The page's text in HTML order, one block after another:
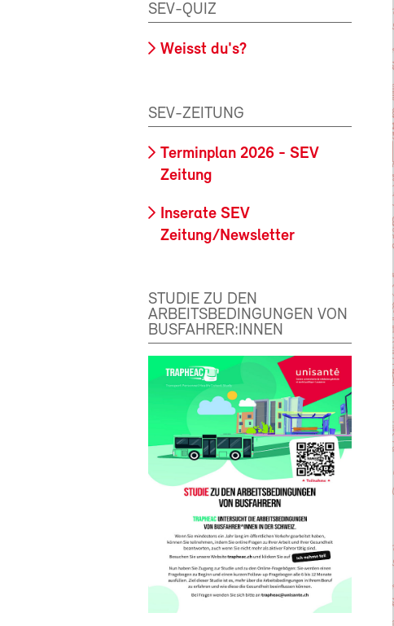
SEV-QUIZ
Weisst du's?
SEV-ZEITUNG
Terminplan 2026 - SEV
Zeitung
Inserate SEV
Zeitung/Newsletter
STUDIE ZU DEN
ARBEITSBEDINGUNGEN VON
BUSFAHRER:INNEN